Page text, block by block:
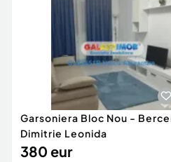
Garsoniera Bloc Nou -
Dimitrie Leonida
380 eur